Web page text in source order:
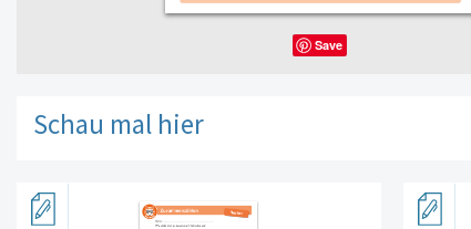
Save
Schau mal hier